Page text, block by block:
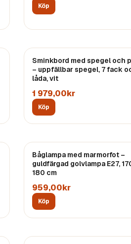
Köp
Sminkbord med spegel och
– uppfällbar spegel, 7 fack
låda, vit
1 979,00kr
Köp
Båglampa med marmorfot –
guldfärgad golvlampa E27,
180 cm
959,00kr
Köp